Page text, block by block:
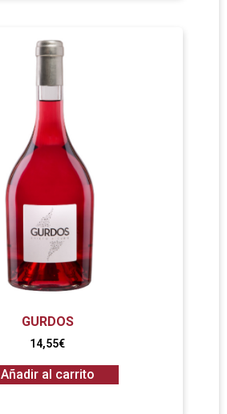
GURDOS
14,55€
Añadir al carrito